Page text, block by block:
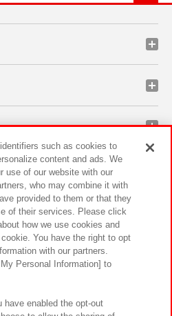
ビリティ サイトポリシー
ブアクセシビリティ方針と検証結果
よくあるご質問・お問い合わせ
such as cookies to
content and ads. We
use of our website with our
who may combine it with
provided to them or that they
of their services. Please click
how we use cookies and
You have the right to opt
with our partners.
Personal Information] to
have enabled the opt-out